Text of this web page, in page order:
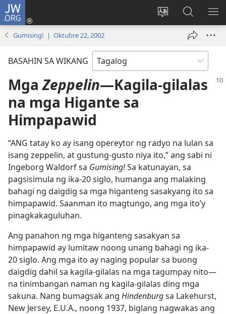
JW.ORG
Baguhin
ng
Mag-
log
bubukas
bagong
window)
sa
JW.ORG
Gumising! | Oktubre 22, 2002
BASAHIN SA WIKANG
MgaZeppelin​—Kagila-gilalas
na mga Higante sa
Himpapawid
“ANG tatay ko ay isang opereytor ng radyo na lulan sa
isang zeppelin, at gustung-gusto niya ito,” ang sabi ni
Ingeborg Waldorf sa Gumising!Sa katunayan, sa
pagsisimula ng ika-20 siglo, humanga ang malaking
bahagi ng daigdig sa mga higanteng sasakyang ito sa
himpapawid. Saanman ito magtungo, ang mga ito’y
pinagkakaguluhan.
Ang panahon ng mga higanteng sasakyan sa
himpapawid ay lumitaw noong unang bahagi ng ika-
20 siglo. Ang mga ito ay naging popular sa buong
daigdig dahil sa kagila-gilalas na mga tagumpay nito​—
na tinimbangan naman ng kagila-gilalas ding mga
sakuna. Nang bumagsak ang Hindenburgsa Lakehurst,
New Jersey, E.U.A., noong 1937, biglang nagwakas ang